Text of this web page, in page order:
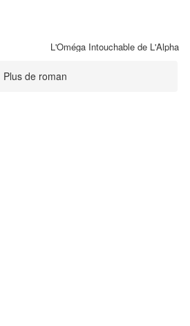
L'Oméga Intouchable de L'Alpha
Plus de roman